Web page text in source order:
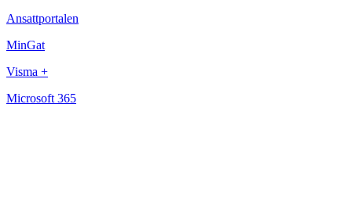
Ansattportalen
MinGat
Visma +
Microsoft 365